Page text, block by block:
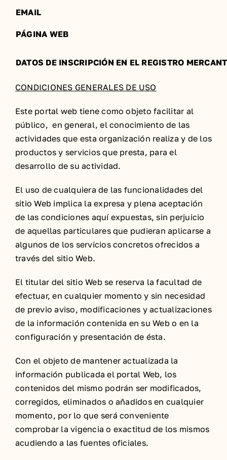
EMAIL
PÁGINA WEB
DATOS DE INSCRIPCIÓN EN EL REGISTRO
CONDICIONES GENERALES DE USO
Este portal web tiene como objeto facilitar al
público, en general, el conocimiento de las
actividades que esta organización realiza y de los
productos y servicios que presta, para el
desarrollo de su actividad.
El uso de cualquiera de las funcionalidades del
sitio Web implica la expresa y plena aceptación
de las condiciones aquí expuestas, sin perjuicio
de aquellas particulares que pudieran aplicarse a
algunos de los servicios concretos ofrecidos a
través del sitio Web.
El titular del sitio Web se reserva la facultad de
efectuar, en cualquier momento y sin necesidad
de previo aviso, modificaciones y actualizaciones
de la información contenida en su Web o en la
configuración y presentación de ésta.
Con el objeto de mantener actualizada la
información publicada el portal Web, los
contenidos del mismo podrán ser modificados,
corregidos, eliminados o añadidos en cualquier
momento, por lo que será conveniente
comprobar la vigencia o exactitud de los mismos
acudiendo a las fuentes oficiales.